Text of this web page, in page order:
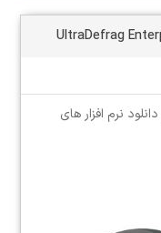
دانلود نرم افزار های